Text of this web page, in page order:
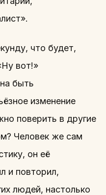
что будет,
вот!»
быть
изменение
поверить в другие
Человек же сам
он её
и повторил,
людей, настолько